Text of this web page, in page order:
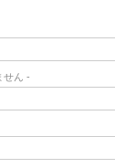
せん -